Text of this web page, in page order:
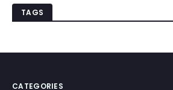
TAGS
CATEGORIES